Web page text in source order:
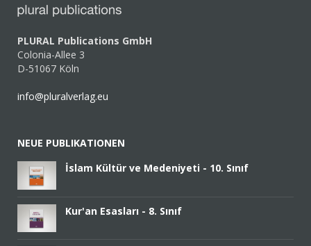
PLURAL Publications GmbH
Colonia-Allee 3
D-51067 Köln
info@pluralverlag.eu
NEUE PUBLIKATIONEN
İslam Kültür ve Medeniyeti - 10. Sınıf
Kur'an Esasları - 8. Sınıf